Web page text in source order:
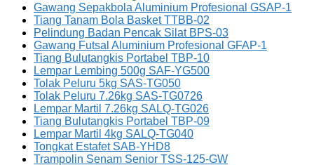
Gawang Sepakbola Aluminium Profesional GSAP-1
Tiang Tanam Bola Basket TTBB-02
Pelindung Badan Pencak Silat BPS-03
Gawang Futsal Aluminium Profesional GFAP-1
Tiang Bulutangkis Portabel TBP-10
Lempar Lembing 500g SAF-YG500
Tolak Peluru 5kg SAS-TG050
Tolak Peluru 7.26kg SAS-TG0726
Lempar Martil 7.26kg SALQ-TG026
Tiang Bulutangkis Portabel TBP-09
Lempar Martil 4kg SALQ-TG040
Tongkat Estafet SAB-YHD8
Trampolin Senam Senior TSS-125-GW